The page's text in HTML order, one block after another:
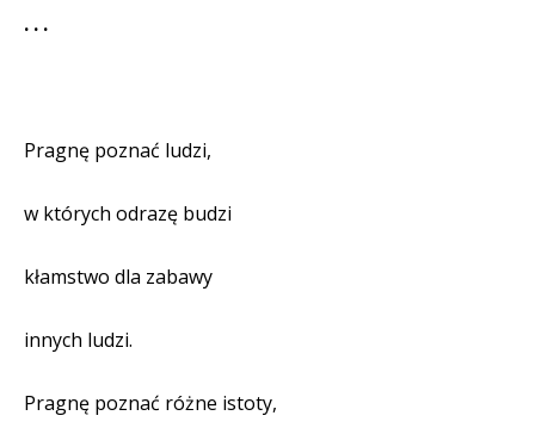
. . .
Pragnę poznać ludzi,
w których odrazę budzi
kłamstwo dla zabawy
innych ludzi.
Pragnę poznać różne istoty,